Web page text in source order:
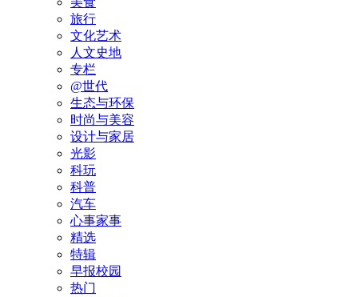
旅行
文化艺术
人文史地
专栏
@世代
生态与环保
时尚与美容
设计与家居
光影
科玩
科普
汽车
心事家事
精选
特辑
早报校园
热门